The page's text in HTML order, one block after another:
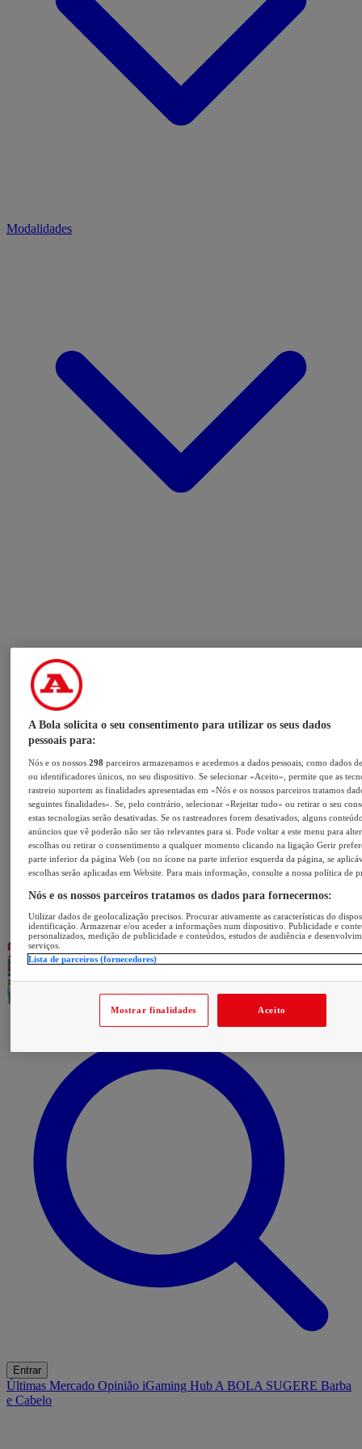
Modalidades
Entrar
Últimas Mercado Opinião iGaming Hub A BOLA SUGERE Barba
e Cabelo
A Bola solicita o seu consentimento para utilizar os seus dados
pessoais para:
Nós e os nossos298 parceiros armazenamos e acedemos a dados pessoais, como dados
ou identificadores únicos, no seu dispositivo. Se selecionar «Aceito», permite que as
rastreio suportem as finalidades apresentadas em «Nós e os nossos parceiros tratamos
seguintes finalidades». Se, pelo contrário, selecionar «Rejeitar tudo» ou retirar o seu
estas tecnologias serão desativadas. Se os rastreadores forem desativados, alguns
anúncios que vê poderão não ser tão relevantes para si. Pode voltar a este menu para
escolhas ou retirar o consentimento a qualquer momento clicando na ligação Gerir
parte inferior da página Web (ou no ícone na parte inferior esquerda da página, se
escolhas serão aplicadas em Website. Para mais informação, consulte a nossa política de
Nós e os nossos parceiros tratamos os dados para fornecermos:
Utilizar dados de geolocalização precisos. Procurar ativamente as características do
identificação. Armazenar e/ou aceder a informações num dispositivo. Publicidade e
personalizados, medição de publicidade e conteúdos, estudos de audiência e
serviços.
Lista de parceiros (fornecedores)
Mostrar finalidades Aceito